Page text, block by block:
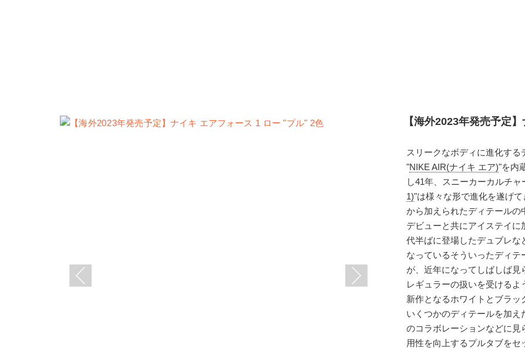
【海外2023年発売予定
スリークなボディに進化する
"NIKE AIR(ナイキ エア)"を内
し41年、スニーカーカルチ
1)"は様々な形で進化を遂げ
から加えられたディテール
デビューと共にアイステイ
代半ばに登場したデュブレな
なっているそういったディ
が、近年になってしばしば
レギュラーの扱いを受けるよ
新作となるホワイトとブラッ
いくつかのディテールを加
のコラボレーションなどに
用性を向上するプルタブを